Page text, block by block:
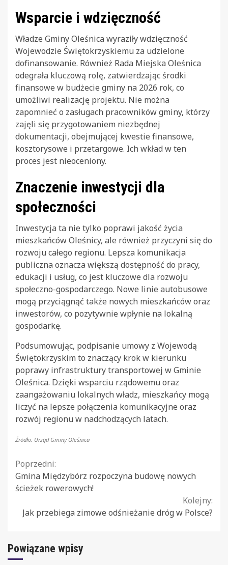
Wsparcie i wdzięczność
Władze Gminy Oleśnica wyraziły wdzięczność
Wojewodzie Świętokrzyskiemu za udzielone
dofinansowanie. Również Rada Miejska Oleśnica
odegrała kluczową rolę, zatwierdzając środki
finansowe w budżecie gminy na 2026 rok, co
umożliwi realizację projektu. Nie można
zapomnieć o zasługach pracowników gminy, którzy
zajęli się przygotowaniem niezbędnej
dokumentacji, obejmującej kwestie finansowe,
kosztorysowe i przetargowe. Ich wkład w ten
proces jest nieoceniony.
Znaczenie inwestycji dla
społeczności
Inwestycja ta nie tylko poprawi jakość życia
mieszkańców Oleśnicy, ale również przyczyni się do
rozwoju całego regionu. Lepsza komunikacja
publiczna oznacza większą dostępność do pracy,
edukacji i usług, co jest kluczowe dla rozwoju
społeczno-gospodarczego. Nowe linie autobusowe
mogą przyciągnąć także nowych mieszkańców oraz
inwestorów, co pozytywnie wpłynie na lokalną
gospodarkę.
Podsumowując, podpisanie umowy z Wojewodą
Świętokrzyskim to znaczący krok w kierunku
poprawy infrastruktury transportowej w Gminie
Oleśnica. Dzięki wsparciu rządowemu oraz
zaangażowaniu lokalnych władz, mieszkańcy mogą
liczyć na lepsze połączenia komunikacyjne oraz
rozwój regionu w nadchodzących latach.
Źródło: Urząd Gminy Oleśnica
Continue
Reading
Poprzedni:
Gmina Międzybórz rozpoczyna budowę nowych
ścieżek rowerowych!
Kolejny:
Jak przebiega zimowe odśnieżanie dróg w Polsce?
Powiązane wpisy